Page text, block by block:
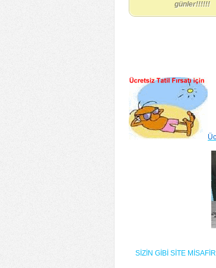
günler!!!!!!
SİZİN GİBİ SİTE